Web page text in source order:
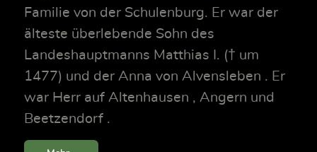
Familie von der Schulenburg. Er war der
älteste überlebende Sohn des
Landeshauptmanns Matthias I. († um
1477) und der Anna von Alvensleben . Er
war Herr auf Altenhausen , Angern und
Beetzendorf .